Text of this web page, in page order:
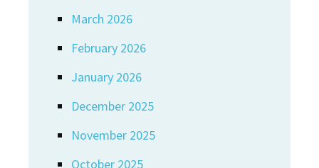
March 2026
February 2026
January 2026
December 2025
November 2025
October 2025